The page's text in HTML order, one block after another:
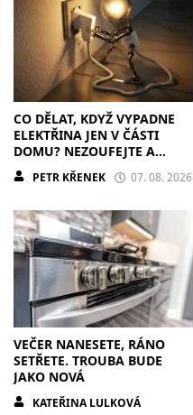
CO DĚLAT, KDYŽ VYPADNE
ELEKTŘINA JEN V ČÁSTI
DOMU? NEZOUFEJTE A
POSTUPUJTE S CHLADNOU
HLAVOU
PETR KŘENEK 07. 08. 2026
VEČER NANESETE, RÁNO
SETŘETE. TROUBA BUDE
JAKO NOVÁ
KATEŘINA LULKOVÁ